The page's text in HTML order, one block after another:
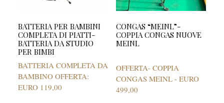
BATTERIA PER BAMBINI
COMPLETA DI PIATTI-
BATTERIA DA STUDIO
PER BIMBI
BATTERIA COMPLETA DA
BAMBINO OFFERTA:
EURO 119,00
CONGAS “MEINL”-
COPPIA CONGAS NUOVE
MEINL
OFFERTA- COPPIA
CONGAS MEINL - EURO
499,00